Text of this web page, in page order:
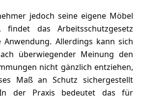
jedoch seine eigene Möbel
findet das Arbeitsschutzgesetz
Allerdings kann sich
überwiegender Meinung den
nicht gänzlich entziehen,
Maß an Schutz sichergestellt
der Praxis bedeutet das für